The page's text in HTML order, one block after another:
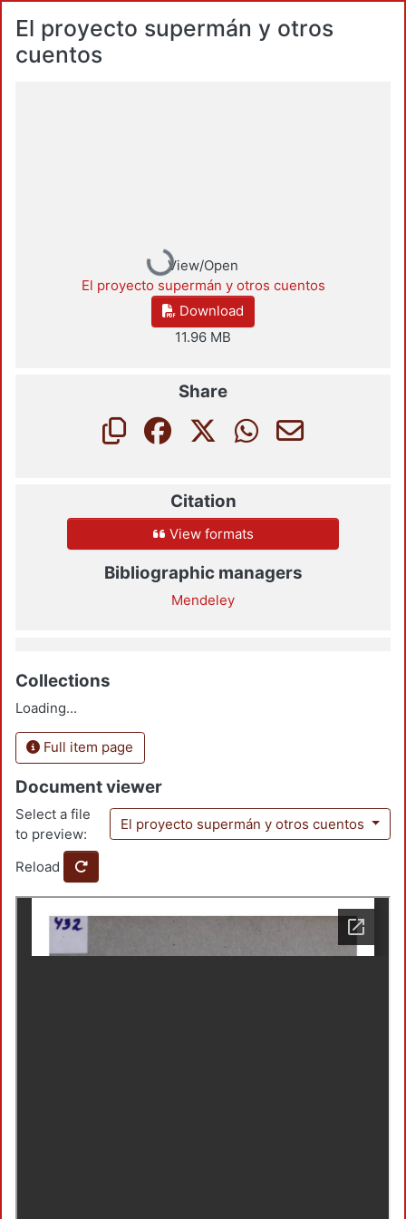
El proyecto supermán y otros
cuentos
Loading...View/Open
El proyecto supermán y otros cuentos
Download
11.96 MB
Share
Citation
View formats
Bibliographic managers
Mendeley
Collections
Loading...
Full item page
Document viewer
Select a file
to preview:
El proyecto supermán y otros cuentos
Reload